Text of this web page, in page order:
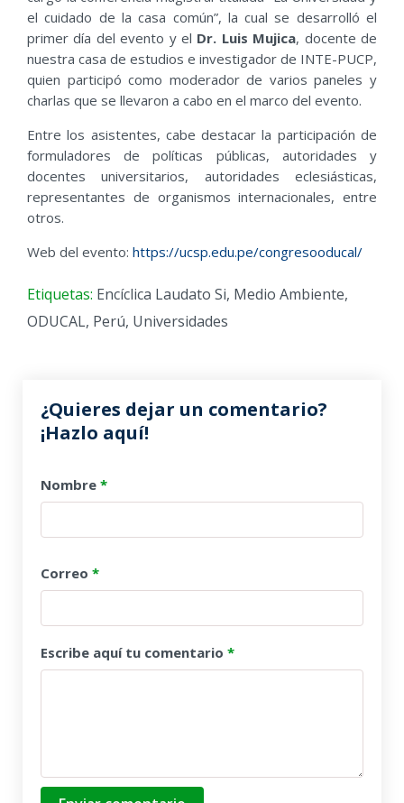
el cuidado de la casa común”, la cual se desarrolló el
primer día del evento y el Dr. Luis Mujica, docente de
nuestra casa de estudios e investigador de INTE-PUCP,
quien participó como moderador de varios paneles y
charlas que se llevaron a cabo en el marco del evento.
Entre los asistentes, cabe destacar la participación de
formuladores de políticas públicas, autoridades y
docentes universitarios, autoridades eclesiásticas,
representantes de organismos internacionales, entre
otros.
Web del evento: https://ucsp.edu.pe/congresooducal/
Etiquetas: Encíclica Laudato Si, Medio Ambiente,
ODUCAL, Perú, Universidades
¿Quieres dejar un comentario?
¡Hazlo aquí!
Nombre *
Correo *
Escribe aquí tu comentario *